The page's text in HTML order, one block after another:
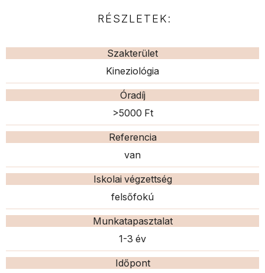
RÉSZLETEK:
Szakterület
Kineziológia
Óradíj
>5000 Ft
Referencia
van
Iskolai végzettség
felsőfokú
Munkatapasztalat
1-3 év
Időpont